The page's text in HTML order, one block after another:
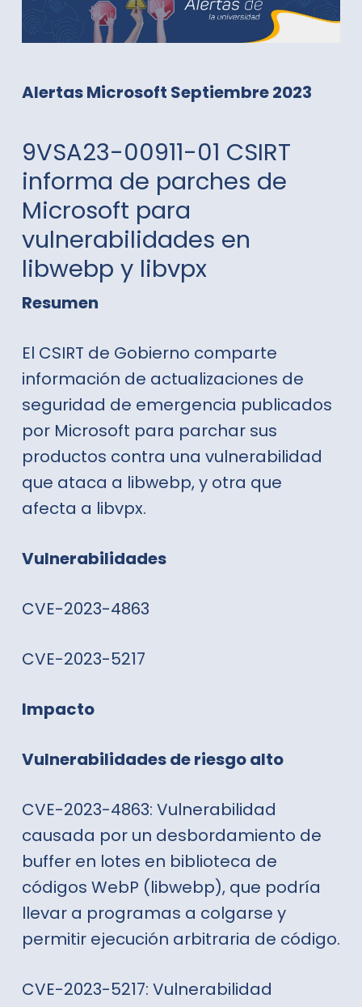
Alertas Microsoft Septiembre 2023
9VSA23-00911-01 CSIRT
informa de parches de
Microsoft para
vulnerabilidades en
libwebp y libvpx
Resumen
El CSIRT de Gobierno comparte
información de actualizaciones de
seguridad de emergencia publicados
por Microsoft para parchar sus
productos contra una vulnerabilidad
que ataca a libwebp, y otra que
afecta a libvpx.
Vulnerabilidades
CVE-2023-4863
CVE-2023-5217
Impacto
Vulnerabilidades de riesgo alto
CVE-2023-4863: Vulnerabilidad
causada por un desbordamiento de
buffer en lotes en biblioteca de
códigos WebP (libwebp), que podría
llevar a programas a colgarse y
permitir ejecución arbitraria de código.
CVE-2023-5217: Vulnerabilidad